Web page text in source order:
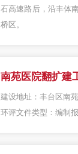
石高速路后，沿丰体
桥区。
南苑医院翻扩建
建设地址： 丰台区南
环评文件类型： 编制